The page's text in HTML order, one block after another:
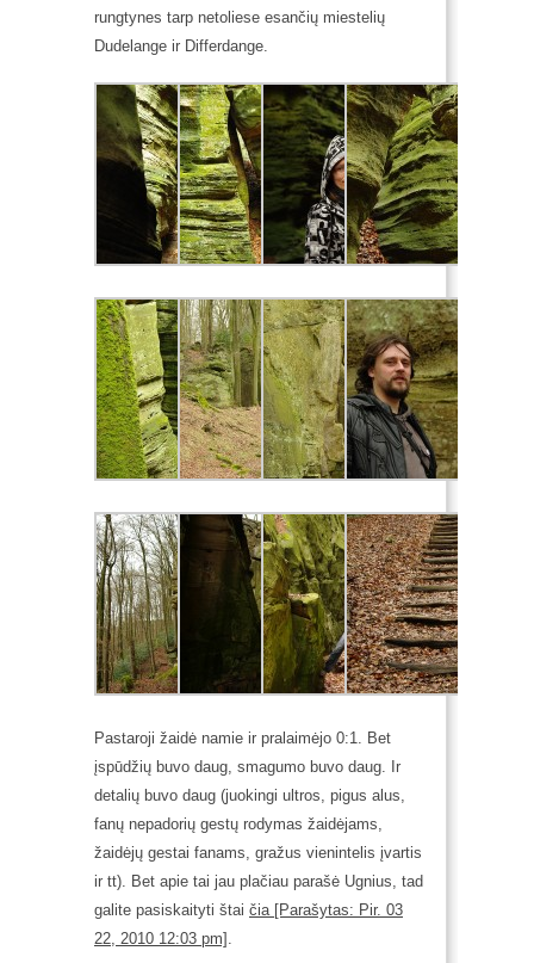
rungtynes tarp netoliese esančių miestelių
Dudelange ir Differdange.
Pastaroji žaidė namie ir pralaimėjo 0:1. Bet
įspūdžių buvo daug, smagumo buvo daug. Ir
detalių buvo daug (juokingi ultros, pigus alus,
fanų nepadorių gestų rodymas žaidėjams,
žaidėjų gestai fanams, gražus vienintelis įvartis
ir tt). Bet apie tai jau plačiau parašė Ugnius, tad
galite pasiskaityti štai čia [Parašytas: Pir. 03
22, 2010 12:03 pm] .